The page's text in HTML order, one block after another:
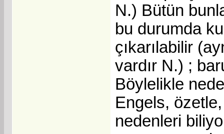
N.) Bütün
bu durumda
çıkarılabilir
vardır N.) ;
Böylelikle
Engels,
nedenleri